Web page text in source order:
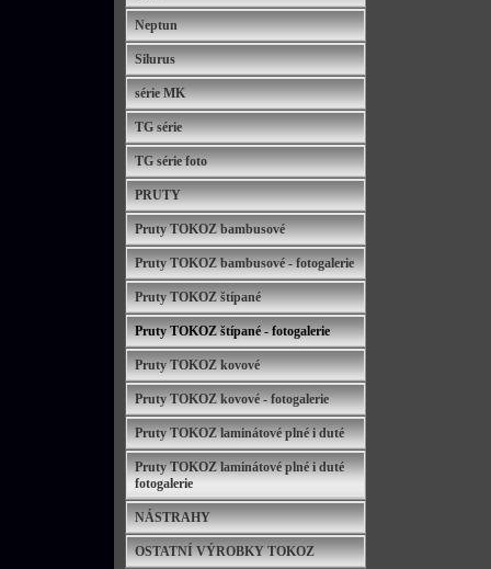
Neptun
Silurus
série MK
TG série
TG série foto
PRUTY
Pruty TOKOZ bambusové
Pruty TOKOZ bambusové - fotogalerie
Pruty TOKOZ štípané
Pruty TOKOZ štípané - fotogalerie
Pruty TOKOZ kovové
Pruty TOKOZ kovové - fotogalerie
Pruty TOKOZ laminátové plné i duté
Pruty TOKOZ laminátové plné i duté
fotogalerie
NÁSTRAHY
OSTATNÍ VÝROBKY TOKOZ